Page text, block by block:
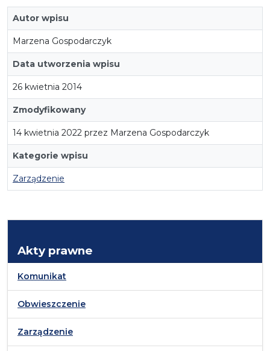
Autor wpisu
Marzena Gospodarczyk
Data utworzenia wpisu
26 kwietnia 2014
Zmodyfikowany
14 kwietnia 2022 przez Marzena Gospodarczyk
Kategorie wpisu
Zarządzenie
Akty prawne
Komunikat
Obwieszczenie
Zarządzenie